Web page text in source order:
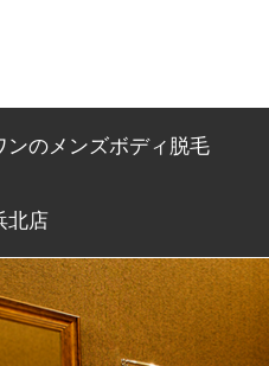
ンのメンズボディ脱毛
北店